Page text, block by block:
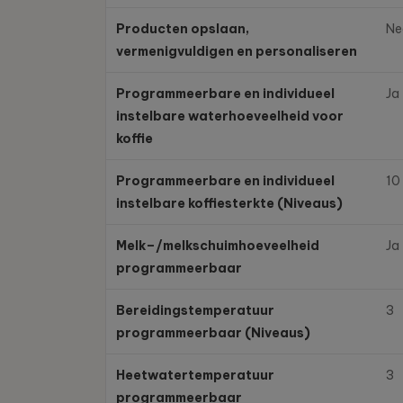
Producten opslaan,
vermenigvuldigen en personaliseren
Programmeerbare en individueel
instelbare waterhoeveelheid voor
koffie
Ja
Programmeerbare en individueel
instelbare koffiesterkte (Niveaus)
10
Melk–/melkschuimhoeveelheid
programmeerbaar
Ja
Bereidingstemperatuur
programmeerbaar (Niveaus)
3
Heetwatertemperatuur
programmeerbaar
3